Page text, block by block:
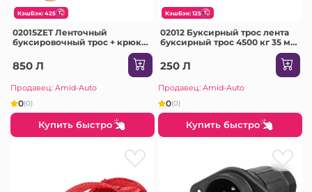
КэшБэк: 425
02015ZET Ленточный
буксировочный трос + крюк
850 Л
Продавец: Amid-Auto
0(0)
Купить быстро
КэшБэк: 125
02012 Буксирный трос лента
буксирный трос 4500 кг 35 мм
250 Л
Продавец: Amid-Auto
0(0)
Купить быстро